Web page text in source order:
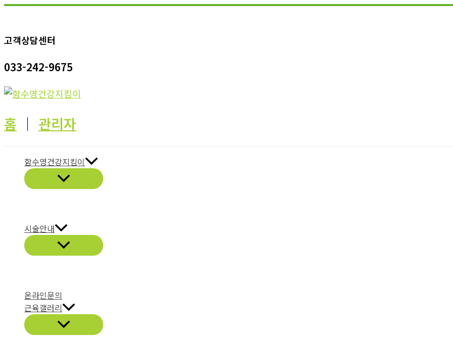
콘
츠
건
너
뛰
고객상담센터
033-242-9675
홈 │ 관리자
함수영건강지킴이
시술안내
온라인문의
근육갤러리